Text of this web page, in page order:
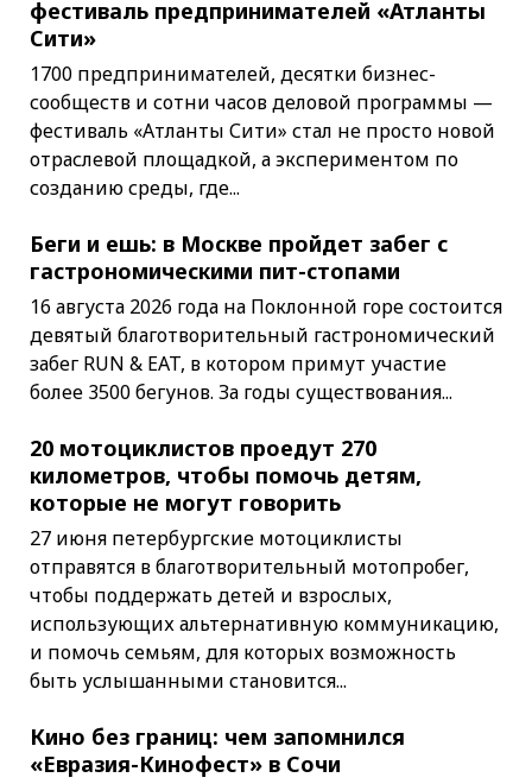
фестиваль предпринимателей «Атланты
Сити»
1700 предпринимателей, десятки бизнес-
сообществ и сотни часов деловой программы —
фестиваль «Атланты Сити» стал не просто новой
отраслевой площадкой, а экспериментом по
созданию среды, где...
Беги и ешь: в Москве пройдет забег с
гастрономическими пит-стопами
16 августа 2026 года на Поклонной горе состоится
девятый благотворительный гастрономический
забег RUN & EAT, в котором примут участие
более 3500 бегунов. За годы существования...
20 мотоциклистов проедут 270
километров, чтобы помочь детям,
которые не могут говорить
27 июня петербургские мотоциклисты
отправятся в благотворительный мотопробег,
чтобы поддержать детей и взрослых,
использующих альтернативную коммуникацию,
и помочь семьям, для которых возможность
быть услышанными становится...
Кино без границ: чем запомнился
«Евразия-Кинофест» в Сочи